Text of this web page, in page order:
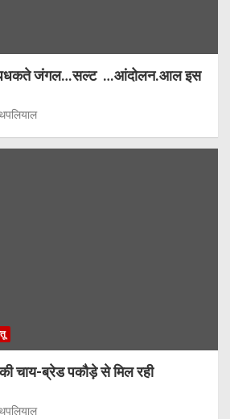
धधकते जंगल…सल्ट …आंदोलन.आल इस
चाय-ब्रेड पकौड़े से मिल रही